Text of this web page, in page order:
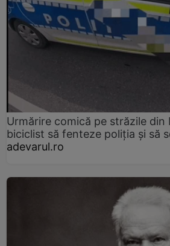
Urmărire comică pe străzile din
biciclist să fenteze poliția și să
adevarul.ro